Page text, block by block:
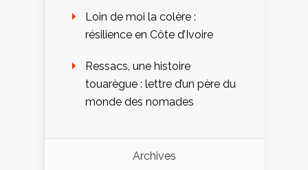
Loin de moi la colère :
résilience en Côte d’Ivoire
Ressacs, une histoire
touarègue : lettre d’un père du
monde des nomades
Archives